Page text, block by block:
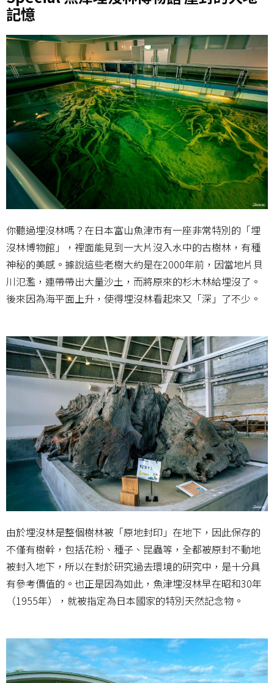
記憶
你聽過埋沒林嗎？在日本富山魚津市有一座非常特別的「埋
沒林博物館」，裡面能見到一大片沒入水中的古樹林，有種
神秘的美感。據說這些老樹大約是在2000年前，因當地片貝
川氾濫，連帶帶出大量沙土，而將原來的杉木林給埋沒了。
後來因為海平面上升，使得埋沒林看起來又「深」了不少。
由於埋沒林是整個樹林被「原地封印」在地下，因此保存的
不僅有樹幹，包括花粉、種子、昆蟲等，全都被原封不動地
被封入地下，所以在對於研究過去環境的研究中，是十分具
有參考價值的。也正是因為如此，魚津埋沒林早在昭和30年
（1955年），就被指定為日本國家的特別天然記念物。